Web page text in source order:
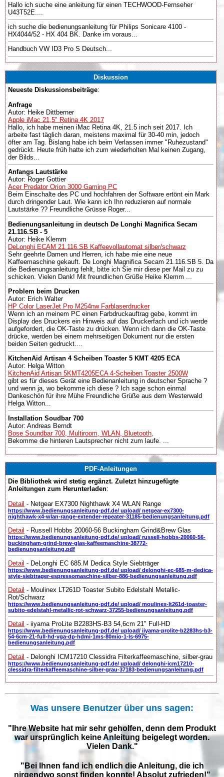
Hallo ich suche eine anleitung für einen TECHWOOD-Fernseher
U43T52E....
ich suche die bedienungsanleitung für Philips Sonicare 4100 -
HX4044/52 - HX 404 BK. Danke im voraus...
Handbuch VW ID3 Pro S Deutsch...
Diskussion
Neueste Diskussionsbeiträge:
Anfrage
Autor: Heike Dittberner
Apple iMac 21,5" Retina 4K 2017
Hallo, ich habe meinen iMac Retina 4K, 21.5 inch seit 2017. Ich
arbeite fast täglich daran, meistens maximal für 30-40 min, jedoch
öfter am Tag. Bislang habe ich beim Verlassen immer "Ruhezustand"
gedrückt. Heute früh hatte ich zum wiederholten Mal keinen Zugang,
der Bilds...
Anfangs Lautstärke
Autor: Roger Gottier
Acer Predator Orion 3000 Gaming PC
Beim Einschalte des PC und hochfahren der Software ertönt ein Mark
durch dringender Laut. Wie kann ich Ihn reduzieren auf normale
Lautstärke ?? Freundliche Grüsse Roger...
Bedienungsanleitung in deutsch De Longhi Magnifica Secam
21.116.SB - 5
Autor: Heike Klemm
DeLonghi ECAM 21.116.SB Kaffeevollautomat silber/schwarz
Sehr geehrte Damen und Herren, ich habe mie eine neue
Kaffeemaschine gekauft. De Longhi Magnifica Secam 21.116.SB 5. Da
die Bedienungsanleitung fehlt, bitte ich Sie mir diese per Mail zu zu
schicken. Vielen Dank! Mit freundlichen Grüße Heike Klemm ...
Problem beim Drucken
Autor: Erich Walter
HP Color LaserJet Pro M254nw Farblaserdrucker
Wenn ich an meinem PC einen Farbdruckauftrag gebe, kommt im
Display des Druckers ein Hinweis auf das Druckerfach und ich werde
aufgefordert, die OK-Taste zu drücken. Wenn ich dann die OK-Taste
drücke, werden bei einem mehrseitigen Dokument nur die ersten
beiden Seiten gedruckt....
KitchenAid Artisan 4 Scheiben Toaster 5 KMT 4205 ECA
Autor: Helga Witton
KitchenAid Artisan 5KMT4205ECA 4-Scheiben Toaster 2500W
gibt es für dieses Gerät eine Bedienanleitung in deutscher Sprache ?
und wenn ja, wo bekomme ich diese ? Ich sage schon einmal
Dankeschön für ihre Mühe Freundliche Grüße aus dem Westerwald
Helga Witton...
Installation Soudbar 700
Autor: Andreas Berndt
Bose Soundbar 700, Multiroom, WLAN, Bluetooth,
Bekomme die hinteren Lautsprecher nicht zum laufe. ...
PDF-Anleitungen
Die Bibliothek wird stetig ergänzt. Zuletzt hinzugefügte
Anleitungen zum Herunterladen:
Detail - Netgear EX7300 Nighthawk X4 WLAN Range
https://www.bedienungsanleitung-pdf.de/ upload/ netgear-ex7300-
nighthawk-x4-wlan-range-extender-repeater-31185-bedienungsanleitung.pdf
Detail - Russell Hobbs 20060-56 Buckingham Grind&Brew Glas
https://www.bedienungsanleitung-pdf.de/ upload/ russell-hobbs-20060-56-
buckingham-grind-brew-glas-kaffeemaschine-38772-
bedienungsanleitung.pdf
Detail - DeLonghi EC 685.M Dedica Style Siebträger
https://www.bedienungsanleitung-pdf.de/ upload/ delonghi-ec-685-m-dedica-
style-siebtrager-espressomaschine-silber-886-bedienungsanleitung.pdf
Detail - Moulinex LT261D Toaster Subito Edelstahl Metallic-
Rot/Schwarz
https://www.bedienungsanleitung-pdf.de/ upload/ moulinex-lt261d-toaster-
subito-edelstahl-metallic-rot-schwarz-37255-bedienungsanleitung.pdf
Detail - iiyama ProLite B2283HS-B3 54,6cm 21" Full-HD
https://www.bedienungsanleitung-pdf.de/ upload/ iiyama-prolite-b2283hs-b3-
54-6cm-21-full-hd-vga-dp-hdmi-1ms-80mio-1-ls-6975-
bedienungsanleitung.pdf
Detail - Delonghi ICM17210 Clessidra Filterkaffeemaschine, silber-grau
https://www.bedienungsanleitung-pdf.de/ upload/ delonghi-icm17210-
clessidra-filterkaffeemaschine-silber-grau-37183-bedienungsanleitung.pdf
Was unsere Benutzer über uns sagen:
"Ihre Website hat mir sehr geholfen, denn dem Produkt
war ursprünglich keine Anleitung beigelegt worden.
Vielen Dank."
"Bei Ihnen fand ich endlich die Anleitung, die ich
nirgendwo sonst finden konnte! Absolut zufrieden!"